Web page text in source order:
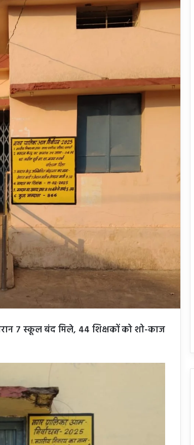
7 स्कूल बंद मिले, 44 शिक्षकों को शो-काज